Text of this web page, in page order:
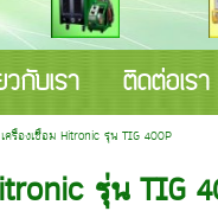
วกับเรา ติดต่อเรา
เครื่องเชื่อม Hitronic รุ่น TIG 400P
รุ่น TIG